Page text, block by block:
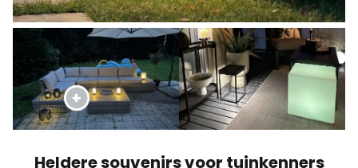
Heldere souvenirs voor tuinkenners
Iedereen die zijn tuin, terras of balkon gezellig
heeft gemaakt voor maximaal zomergenot, is
gezelligheid. Van kleurrijke verlichte kubussen